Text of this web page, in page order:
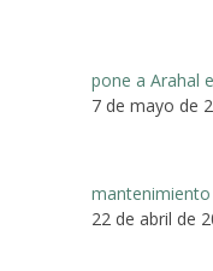
pone a Arahal
7 de mayo de
22 de abril de